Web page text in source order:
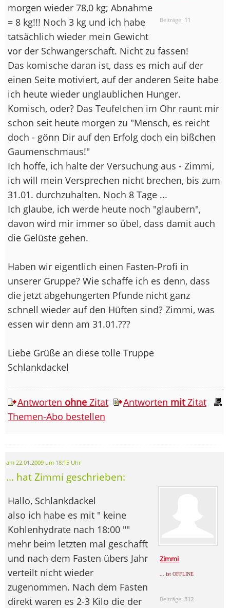
Beiträge: 11
morgen wieder 78,0 kg; Abnahme
= 8 kg!!! Noch 3 kg und ich habe
tatsächlich wieder mein Gewicht
vor der Schwangerschaft. Nicht zu fassen!
Das komische daran ist, dass es mich auf der
einen Seite motiviert, auf der anderen Seite habe
ich heute wieder unglaublichen Hunger.
Komisch, oder? Das Teufelchen im Ohr raunt mir
schon seit heute morgen zu "Mensch, es reicht
doch - gönn Dir auf den Erfolg doch ein bißchen
Gaumenschmaus!"
Ich hoffe, ich halte der Versuchung aus - Zimmi,
ich will mein Versprechen nicht brechen, bis zum
31.01. durchzuhalten. Noch 8 Tage ...
Ich glaube, ich werde heute noch "glaubern",
davon wird mir immer so übel, dass damit auch
die Gelüste gehen.
Haben wir eigentlich einen Fasten-Profi in
unserer Gruppe? Wie schaffe ich es denn, dass
die jetzt abgehungerten Pfunde nicht ganz
schnell wieder auf den Hüften sind? Zimmi, was
essen wir denn am 31.01.???
Liebe Grüße an diese tolle Truppe
Schlankdackel
Antworten ohne Zitat Antworten mitZitat
Themen-Abo bestellen
am 22.01.2009 um 18:15 Uhr
... hat Zimmi geschrieben:
Zimmi
... ist OFFLINE
Beiträge: 312
Hallo, Schlankdackel
also ich habe es mit " keine
Kohlenhydrate nach 18:00 ""
mehr beim letzten mal geschafft
und nach dem Fasten übers Jahr
verteilt nicht wieder
zugenommen. Nach dem Fasten
direkt waren es 2-3 Kilo die der